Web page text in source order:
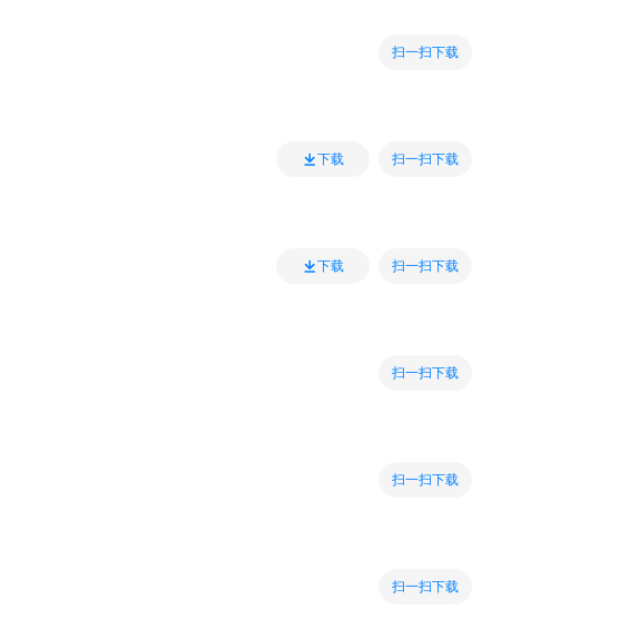
扫一扫下载
下载 扫一扫下载
下载 扫一扫下载
扫一扫下载
扫一扫下载
扫一扫下载